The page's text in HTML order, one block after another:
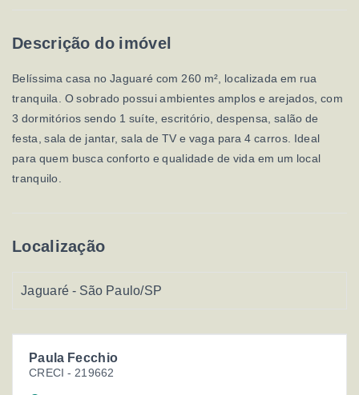
Paula Fecchio
CRECI - 219662
Descrição do imóvel
Belíssima casa no Jaguaré com 260 m², localizada em rua
tranquila. O sobrado possui ambientes amplos e arejados, com
3 dormitórios sendo 1 suíte, escritório, despensa, salão de
festa, sala de jantar, sala de TV e vaga para 4 carros. Ideal
para quem busca conforto e qualidade de vida em um local
tranquilo.
Localização
Jaguaré - São Paulo/SP